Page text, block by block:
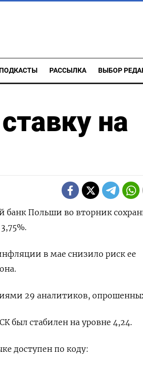
РАССЫЛКА ВЫБОР
на
‌Польши во вторник
в мае ​снизило риск ‌ее
​29 ‌аналитиков,
​был стабилен ⁠на уровне 4,24.
доступен ​по коду: